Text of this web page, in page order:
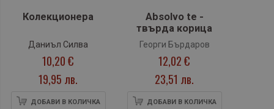
Колекционера
Даниъл Силва
10,20 €
19,95 лв.
ДОБАВИ В КОЛИЧКА
Absolvo te -
твърда корица
Георги Бърдаров
12,02 €
23,51 лв.
ДОБАВИ В КОЛИЧКА